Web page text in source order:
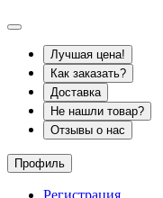
Лучшая цена!
Как заказать?
Доставка
Не нашли товар?
Отзывы о нас
Профиль
Регистрация